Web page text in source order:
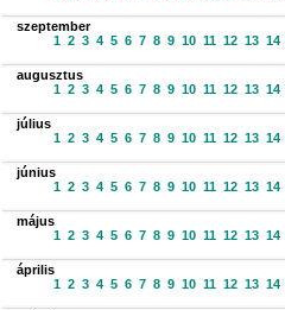
szeptember
1 2 3 4 5 6 7 8 9 10 11 12 13 14
augusztus
1 2 3 4 5 6 7 8 9 10 11 12 13 14
július
1 2 3 4 5 6 7 8 9 10 11 12 13 14
június
1 2 3 4 5 6 7 8 9 10 11 12 13 14
május
1 2 3 4 5 6 7 8 9 10 11 12 13 14
április
1 2 3 4 5 6 7 8 9 10 11 12 13 14